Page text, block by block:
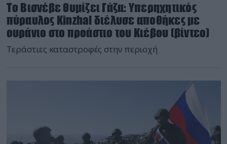
Το Βισνέβε θυμίζει Γάζα: Υπερηχητικός
πύραυλος Kinzhal διέλυσε αποθήκες με
ουράνιο στο προάστιο του Κιέβου (βίντεο)
Τεράστιες καταστροφές στην περιοχή